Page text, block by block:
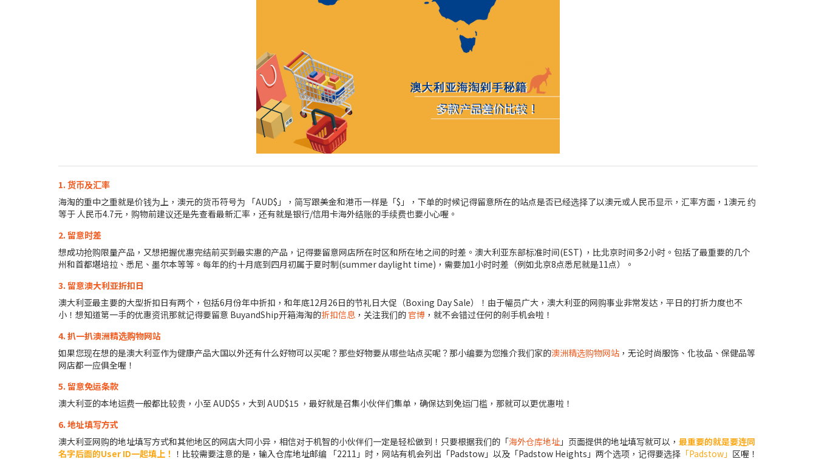
1. 货币及汇率
海淘的重中之重就是价钱为上，澳元的货币符号为 「AUD$」，简写跟美金和港币一样是「$」，下单的时候记得留意所在的站点是否已经选择了以澳元或人民币显示，汇率方面，1澳元 约
等于 人民币4.7元，购物前建议还是先查看最新汇率，还有就是银行/信用卡海外结账的手续费也要小心喔。
2. 留意时差
想成功抢购限量产品，又想把握优惠完结前买到最实惠的产品，记得要留意网店所在时区和所在地之间的时差。澳大利亚东部标准时间(EST) ，比北京时间多2小时。包括了最重要的几个
州和首都堪培拉、悉尼、墨尔本等等。每年的约十月底到四月初属于夏时制(summer daylight time)，需要加1小时时差（例如北京8点悉尼就是11点）。
3. 留意澳大利亚折扣日
澳大利亚最主要的大型折扣日有两个，包括6月份年中折扣，和年底12月26日的节礼日大促（Boxing Day Sale）！由于幅员广大，澳大利亚的网购事业非常发达，平日的打折力度也不
小！想知道第一手的优惠资讯那就记得要留意 BuyandShip开箱海淘的折扣信息 ，关注我们的 官博 ，就不会错过任何的剁手机会啦！
4. 扒一扒澳洲精选购物网站
如果您现在想的是澳大利亚作为健康产品大国以外还有什么好物可以买呢？那些好物要从哪些站点买呢？那小编要为您推介我们家的澳洲精选购物网站 ，无论时尚服饰、化妆品、保健品等
网店都一应俱全喔！
5. 留意免运条款
澳大利亚的本地运费一般都比较贵，小至 AUD$5，大到 AUD$15 ，最好就是召集小伙伴们集单，确保达到免运门槛，那就可以更优惠啦！
6. 地址填写方式
澳大利亚网购的地址填写方式和其他地区的网店大同小异，相信对于机智的小伙伴们一定是轻松做到！只要根据我们的「海外仓库地址 」页面提供的地址填写就可以， 最重要的就是要连同
名字后面的User ID一起填上！ ！比较需要注意的是，输入仓库地址邮编 「2211」时，网站有机会列出「Padstow」以及「Padstow Heights」两个选项，记得要选择 「Padstow」 区喔！